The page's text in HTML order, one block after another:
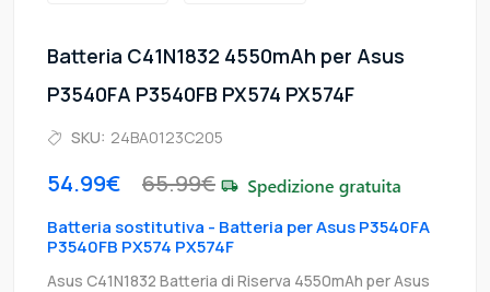
Batteria C41N1832 4550mAh per Asus
P3540FA P3540FB PX574 PX574F
SKU: 24BA0123C205
54.99€ 65.99€
Batteria sostitutiva - Batteria per Asus P3540FA
P3540FB PX574 PX574F
Asus C41N1832 Batteria di Riserva 4550mAh per Asus